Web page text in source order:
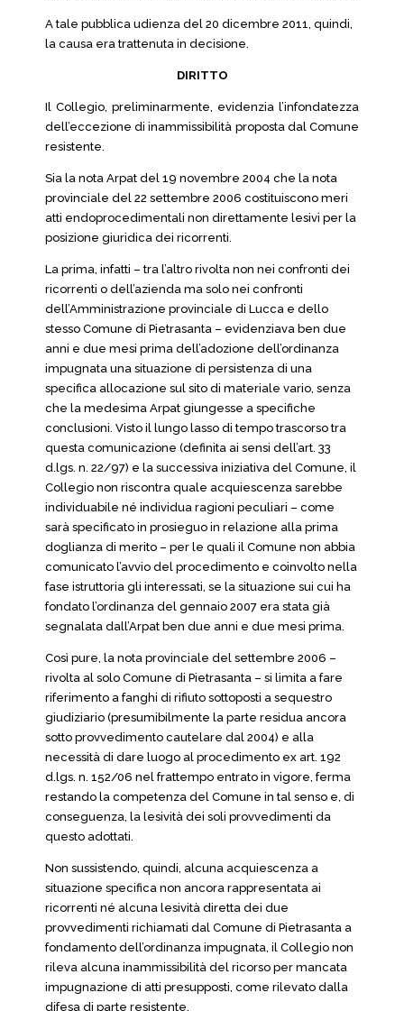
A tale pubblica udienza del 20 dicembre 2011, quindi,
la causa era trattenuta in decisione.
DIRITTO
Il Collegio, preliminarmente, evidenzia l’infondatezza
dell’eccezione di inammissibilità proposta dal Comune
resistente.
Sia la nota Arpat del 19 novembre 2004 che la nota
provinciale del 22 settembre 2006 costituiscono meri
atti endoprocedimentali non direttamente lesivi per la
posizione giuridica dei ricorrenti.
La prima, infatti – tra l’altro rivolta non nei confronti dei
ricorrenti o dell’azienda ma solo nei confronti
dell’Amministrazione provinciale di Lucca e dello
stesso Comune di Pietrasanta – evidenziava ben due
anni e due mesi prima dell’adozione dell’ordinanza
impugnata una situazione di persistenza di una
specifica allocazione sul sito di materiale vario, senza
che la medesima Arpat giungesse a specifiche
conclusioni. Visto il lungo lasso di tempo trascorso tra
questa comunicazione (definita ai sensi dell’art. 33
d.lgs. n. 22/97) e la successiva iniziativa del Comune, il
Collegio non riscontra quale acquiescenza sarebbe
individuabile né individua ragioni peculiari – come
sarà specificato in prosieguo in relazione alla prima
doglianza di merito – per le quali il Comune non abbia
comunicato l’avvio del procedimento e coinvolto nella
fase istruttoria gli interessati, se la situazione sui cui ha
fondato l’ordinanza del gennaio 2007 era stata già
segnalata dall’Arpat ben due anni e due mesi prima.
Così pure, la nota provinciale del settembre 2006 –
rivolta al solo Comune di Pietrasanta – si limita a fare
riferimento a fanghi di rifiuto sottoposti a sequestro
giudiziario (presumibilmente la parte residua ancora
sotto provvedimento cautelare dal 2004) e alla
necessità di dare luogo al procedimento ex art. 192
d.lgs. n. 152/06 nel frattempo entrato in vigore, ferma
restando la competenza del Comune in tal senso e, di
conseguenza, la lesività dei soli provvedimenti da
questo adottati.
Non sussistendo, quindi, alcuna acquiescenza a
situazione specifica non ancora rappresentata ai
ricorrenti né alcuna lesività diretta dei due
provvedimenti richiamati dal Comune di Pietrasanta a
fondamento dell’ordinanza impugnata, il Collegio non
rileva alcuna inammissibilità del ricorso per mancata
impugnazione di atti presupposti, come rilevato dalla
difesa di parte resistente.